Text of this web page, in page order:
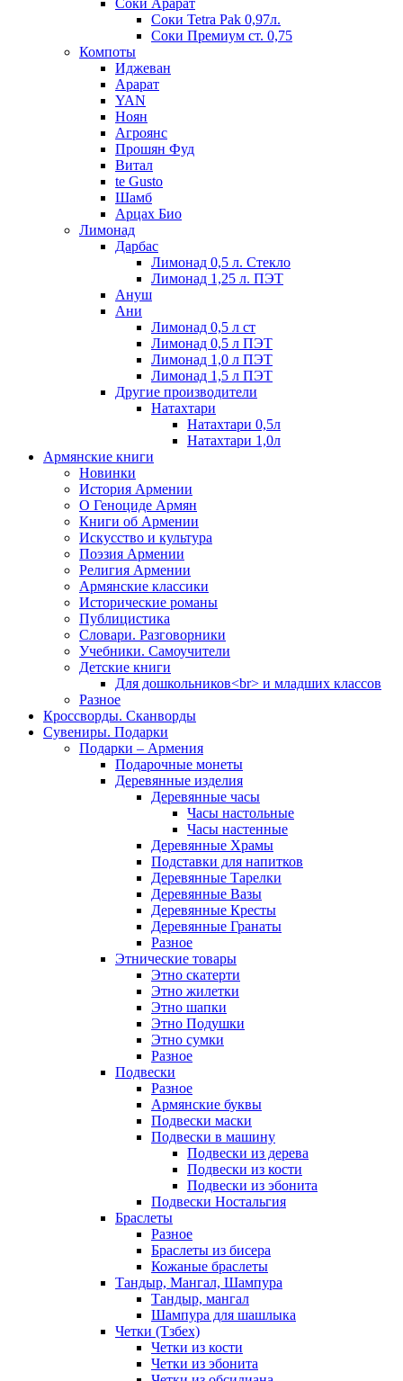
Соки Арарат
Соки Tetra Pak 0,97л.
Соки Премиум ст. 0,75
Компоты
Иджеван
Арарат
YAN
Ноян
Агроянс
Прошян Фуд
Витал
te Gusto
Шамб
Арцах Био
Лимонад
Дарбас
Лимонад 0,5 л. Стекло
Лимонад 1,25 л. ПЭТ
Ануш
Ани
Лимонад 0,5 л ст
Лимонад 0,5 л ПЭТ
Лимонад 1,0 л ПЭТ
Лимонад 1,5 л ПЭТ
Другие производители
Натахтари
Натахтари 0,5л
Натахтари 1,0л
Армянские книги
Новинки
История Армении
О Геноциде Армян
Книги об Армении
Иcкусство и культура
Поэзия Армении
Религия Армении
Армянские классики
Исторические романы
Публицистика
Словари. Разговорники
Учебники. Самоучители
Детские книги
Для дошкольников<br> и младших классов
Разное
Кроссворды. Сканворды
Сувениры. Подарки
Подарки – Армения
Подарочные монеты
Деревянные изделия
Деревянные часы
Часы настольные
Часы настенные
Деревянные Храмы
Подставки для напитков
Деревянные Тарелки
Деревянные Вазы
Деревянные Кресты
Деревянные Гранаты
Разное
Этнические товары
Этно скатерти
Этно жилетки
Этно шапки
Этно Подушки
Этно сумки
Разное
Подвески
Разное
Армянские буквы
Подвески маски
Подвески в машину
Подвески из дерева
Подвески из кости
Подвески из эбонита
Подвески Ностальгия
Браслеты
Разное
Браслеты из бисера
Кожаные браслеты
Тандыр, Мангал, Шампура
Тандыр, мангал
Шампура для шашлыка
Четки (Тзбех)
Четки из кости
Четки из эбонита